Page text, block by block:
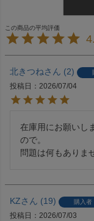
北きつね 2
投稿日
2026/07/04
在庫用にお願いし
ので。
問題は何もありま
KZ 19 購入者
投稿日
2026/07/03